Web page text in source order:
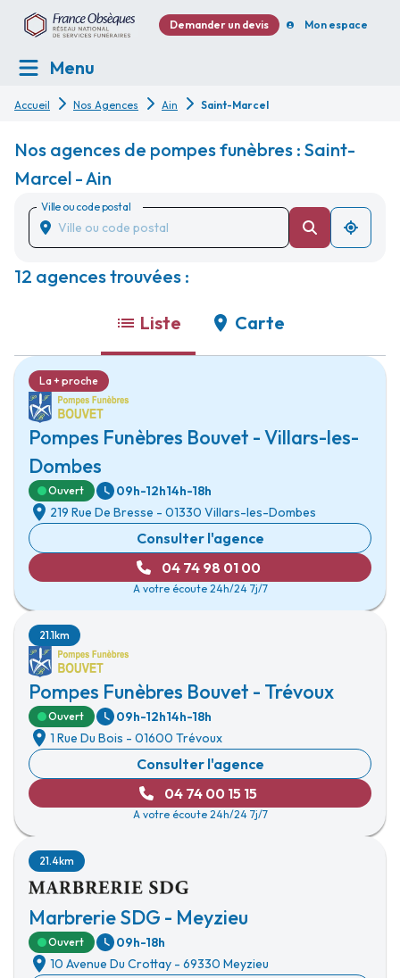
Demander un devis Mon espace
Menu
Accueil Nos Agences Ain Saint-Marcel
Nos agences de pompes funèbres : Saint-
Marcel - Ain
Ville ou code postal
12 agences trouvées :
Liste Carte
Pompes Funèbres Bouvet - Villars-les-
Dombes
La + proche
Ouvert 09h-12h14h-18h
219 Rue De Bresse - 01330 Villars-les-Dombes
Consulter l'agence
04 74 98 01 00
A votre écoute 24h/24 7j/7
Pompes Funèbres Bouvet - Trévoux
21.1km
Ouvert 09h-12h14h-18h
1 Rue Du Bois - 01600 Trévoux
Consulter l'agence
04 74 00 15 15
A votre écoute 24h/24 7j/7
Marbrerie SDG - Meyzieu
21.4km
Ouvert
09h-18h
10 Avenue Du Crottay - 69330 Meyzieu